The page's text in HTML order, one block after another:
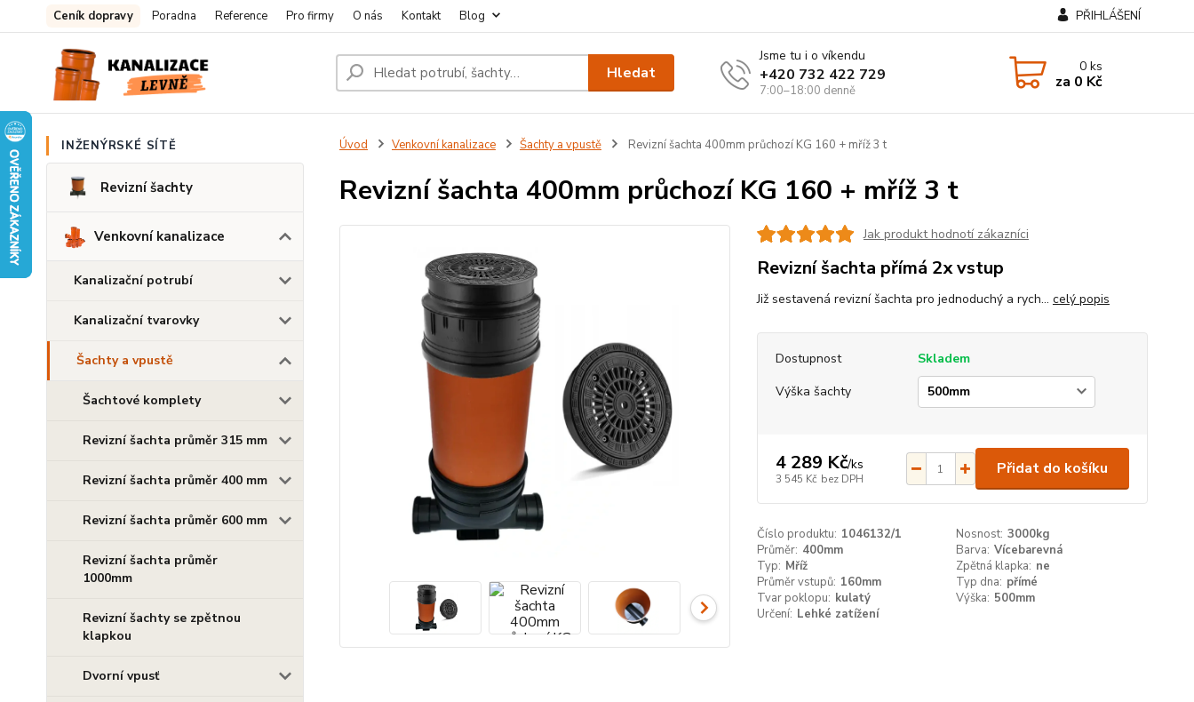
Ceník dopravy Poradna Reference Pro firmy O nás Kontakt Blog PŘIHLÁŠENÍ
Hledat
Jsme tu i o víkendu
+420 732 422 729
7:00–18:00 denně
0ks
za 0 Kč
INŽENÝRSKÉ SÍTĚ
Revizní šachty
Venkovní kanalizace
Kanalizační potrubí
Kanalizační tvarovky
Šachty a vpustě
Šachtové komplety
Revizní šachta průměr 315 mm
Revizní šachta průměr 400 mm
Revizní šachta průměr 600 mm
Revizní šachta průměr
1000mm
Revizní šachty se zpětnou
klapkou
Dvorní vpusť
Úvod Venkovní kanalizace Šachty a vpustě Revizní šachta 400mm průchozí KG 160 + mříž 3 t
Revizní šachta 400mm průchozí KG 160 + mříž 3 t
Jak produkt hodnotí zákazníci
Revizní šachta přímá 2x vstup
Již sestavená revizní šachta pro jednoduchý a rych... celý popis
Dostupnost
Skladem
Výška šachty
4 289 Kč/ks
3 545 Kč bez DPH
Přidat do košíku
Číslo produktu: 1046132/1 Nosnost: 3000kg
Průměr: 400mm Barva: Vícebarevná
Typ: Mříž Zpětná klapka: ne
Průměr vstupů: 160mm Typ dna: přímé
Tvar poklopu: kulatý Výška: 500mm
Určení: Lehké zatížení